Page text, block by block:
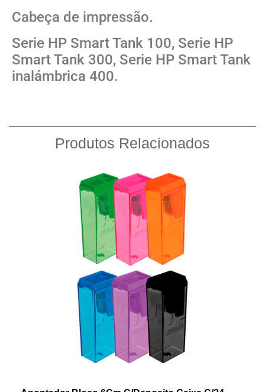
Cabeça de impressão.
Serie HP Smart Tank 100, Serie HP
Smart Tank 300, Serie HP Smart Tank
inalámbrica 400.
Produtos Relacionados